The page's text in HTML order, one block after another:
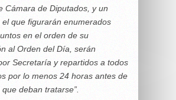
Cámara de Diputados, y un
que figurarán enumerados
en el orden de su
al Orden del Día, serán
Secretaría y repartidos a todos
por lo menos 24 horas antes de
deban tratarse”.